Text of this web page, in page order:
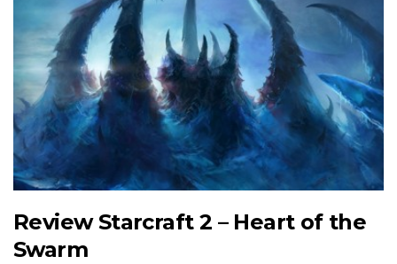
Review Starcraft 2 – Heart of the
Swarm